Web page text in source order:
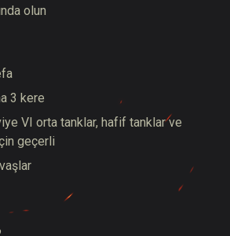
olun
3 kere
VI orta tanklar, hafif tanklar ve
geçerli